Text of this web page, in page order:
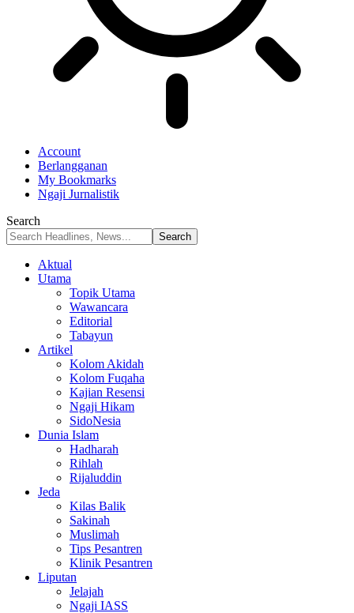
Account
Berlangganan
My Bookmarks
Ngaji Jurnalistik
Search
Aktual
Utama
Topik Utama
Wawancara
Editorial
Tabayun
Artikel
Kolom Akidah
Kolom Fuqaha
Kajian Resensi
Ngaji Hikam
SidoNesia
Dunia Islam
Hadharah
Rihlah
Rijaluddin
Jeda
Kilas Balik
Sakinah
Muslimah
Tips Pesantren
Klinik Pesantren
Liputan
Jelajah
Ngaji IASS